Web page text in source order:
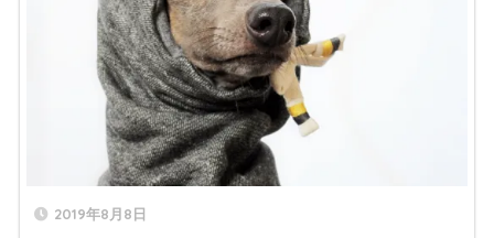
2019年8月8日